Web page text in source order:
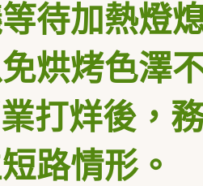
待加熱燈
烘烤色澤
打烊後，
路情形。